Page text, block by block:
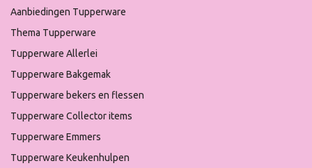
Aanbiedingen Tupperware
Thema Tupperware
Tupperware Allerlei
Tupperware Bakgemak
Tupperware bekers en flessen
Tupperware Collector items
Tupperware Emmers
Tupperware Keukenhulpen